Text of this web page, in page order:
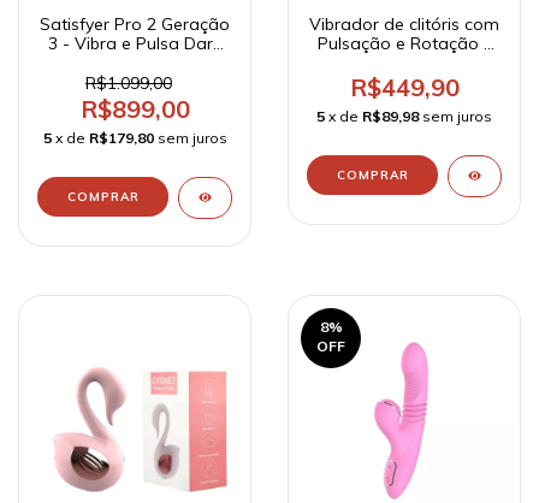
Satisfyer Pro 2 Geração
3 - Vibra e Pulsa Dark
R$1.099,00
R$899,00
5 x de R$179,80 sem juros
Vibrador de clitóris com
Pulsação e Rotação -
R$449,90
5 x de R$89,98 sem juros
8%
OFF